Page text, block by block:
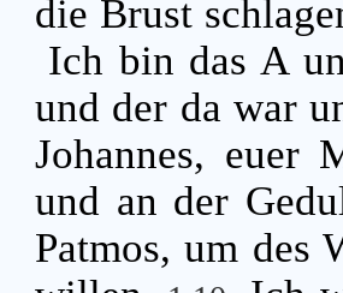
die Brust
Ich bin das A
und der da war
Johannes, euer
und an der
Patmos, um des